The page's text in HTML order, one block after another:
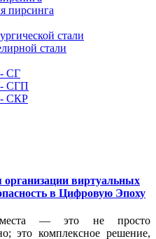
пирсинга
стали
стали
- СГ
- СГП
- СКР
организации виртуальных
в Цифровую Эпоху
места — это не просто
это комплексное решение,